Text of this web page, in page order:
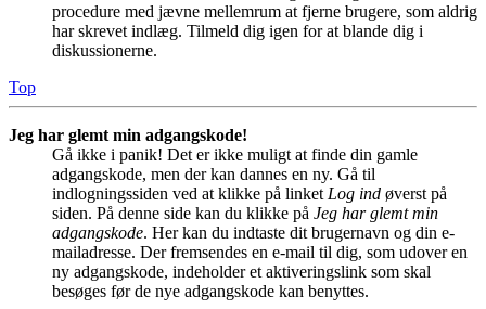
procedure med jævne mellemrum at fjerne brugere, som aldrig
har skrevet indlæg. Tilmeld dig igen for at blande dig i
diskussionerne.
Top
Jeg har glemt min adgangskode!
Gå ikke i panik! Det er ikke muligt at finde din gamle
adgangskode, men der kan dannes en ny. Gå til
indlogningssiden ved at klikke på linket Log ind øverst på
siden. På denne side kan du klikke på Jeg har glemt min
adgangskode. Her kan du indtaste dit brugernavn og din e-
mailadresse. Der fremsendes en e-mail til dig, som udover en
ny adgangskode, indeholder et aktiveringslink som skal
besøges før de nye adgangskode kan benyttes.